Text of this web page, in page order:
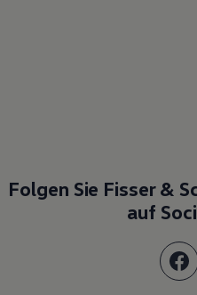
Folgen Sie Fisser &
auf